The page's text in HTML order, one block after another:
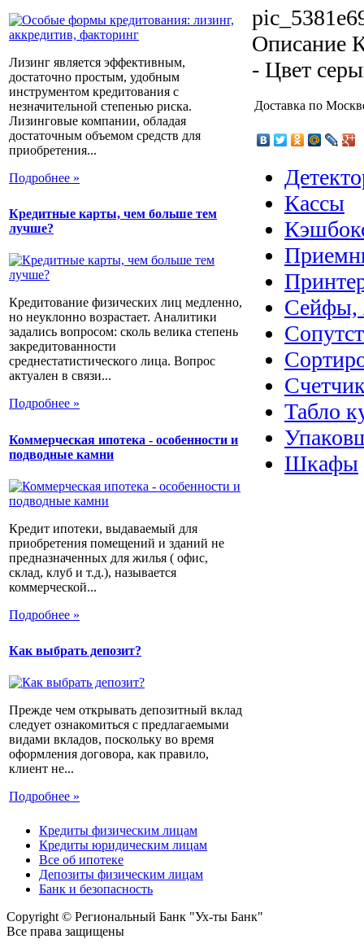
Лизинг является эффективным,
достаточно простым, удобным
инструментом кредитования с
незначительной степенью риска.
Лизинговые компании, обладая
достаточным объемом средств для
приобретения...
Подробнее »
Кредитные карты, чем больше тем
лучше?
Кредитование физических лиц медленно,
но неуклонно возрастает. Аналитики
задались вопросом: сколь велика степень
закредитованности
среднестатистического лица. Вопрос
актуален в связи...
Подробнее »
Коммерческая ипотека - особенности и
подводные камни
Кредит ипотеки, выдаваемый для
приобретения помещений и зданий не
предназначенных для жилья ( офис,
склад, клуб и т.д.), называется
коммерческой...
Подробнее »
Как выбрать депозит?
Прежде чем открывать депозитный вклад
следует ознакомиться с предлагаемыми
видами вкладов, поскольку во время
оформления договора, как правило,
клиент не...
Подробнее »
Описание
- Цвет
Доставка по
Кассы
Сейфы,
Табло
Шкафы
Кредиты физическим лицам
Кредиты юридическим лицам
Все об ипотеке
Депозиты физическим лицам
Банк и безопасность
Copyright © Региональный Банк "Ух-ты Банк"
Все права защищены